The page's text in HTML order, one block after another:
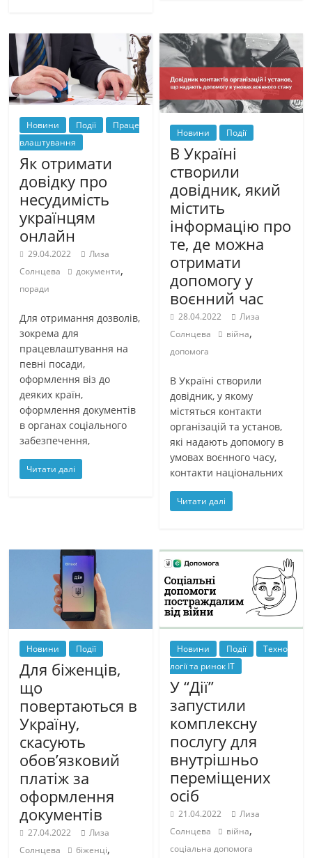
Новини Події
Праце
влаштування
Як отримати
довідку про
несудимість
українцям
онлайн
29.04.2022
Лиза
Солнцева
документи,
поради
Для отримання дозволів,
зокрема для
працевлаштування на
певні посади,
оформлення віз до
деяких країн,
оформлення документів
в органах соціального
забезпечення,
Читати далі
Новини Події
В Україні
створили
довідник, який
містить
інформацію про
те, де можна
отримати
допомогу у
воєнний час
28.04.2022
Лиза
Солнцева
війна,
допомога
В Україні створили
довідник, у якому
містяться контакти
організацій та установ,
які надають допомогу в
умовах воєнного часу,
контакти національних
Читати далі
Новини Події
Для біженців,
що
повертаються в
Україну,
скасують
обов’язковий
платіж за
оформлення
документів
27.04.2022
Лиза
Солнцева
біженці,
Новини Події
Техно
логії та ринок IT
У “Дії”
запустили
комплексну
послугу для
внутрішньо
переміщених
осіб
21.04.2022
Лиза
Солнцева
війна,
соціальна допомога